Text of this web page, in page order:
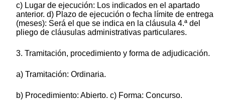
c) Lugar de ejecución: Los indicados en el apartado
anterior. d) Plazo de ejecución o fecha límite de entrega
(meses): Será el que se indica en la cláusula 4.ª del
pliego de cláusulas administrativas particulares.
3. Tramitación, procedimiento y forma de adjudicación.
a) Tramitación: Ordinaria.
b) Procedimiento: Abierto. c) Forma: Concurso.